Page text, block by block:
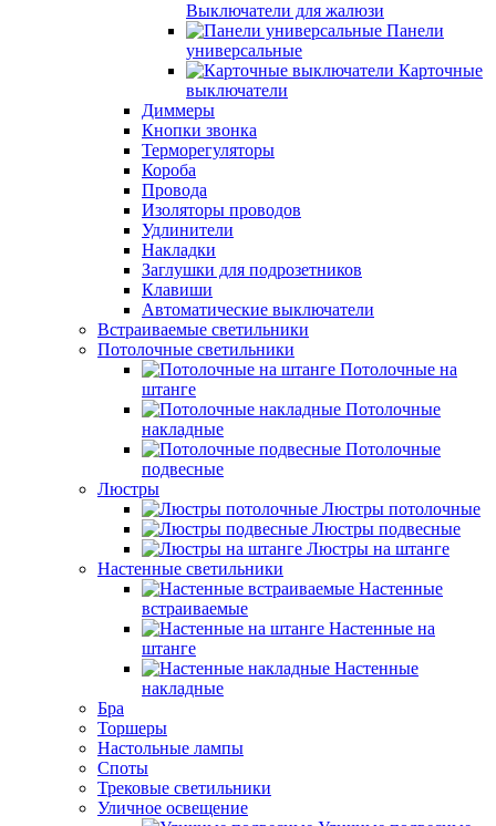
Выключатели для жалюзи
Панели
универсальные
Карточные
выключатели
Диммеры
Кнопки звонка
Терморегуляторы
Короба
Провода
Изоляторы проводов
Удлинители
Накладки
Заглушки для подрозетников
Клавиши
Автоматические выключатели
Встраиваемые светильники
Потолочные светильники
Потолочные на
штанге
Потолочные
накладные
Потолочные
подвесные
Люстры
Люстры потолочные
Люстры подвесные
Люстры на штанге
Настенные светильники
Настенные
встраиваемые
Настенные на
штанге
Настенные
накладные
Бра
Торшеры
Настольные лампы
Споты
Трековые светильники
Уличное освещение